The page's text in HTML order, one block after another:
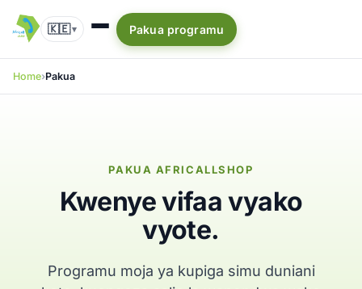
🇰🇪▾ Pakua programu
Home Pakua
PAKUA AFRICALLSHOP
Kwenye vifaa vyako
vyote.
Programu moja ya kupiga simu duniani